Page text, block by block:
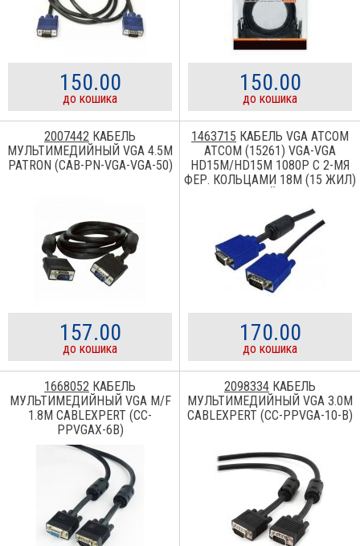
150.00
до кошика
150.00
до кошика
2007442 КАБЕЛЬ
МУЛЬТИМЕДИЙНЫЙ VGA 4.5M
PATRON (CAB-PN-VGA-VGA-50)
157.00
до кошика
1463715 КАБЕЛЬ VGA ATCOM
ATCOM (15261) VGA-VGA
HD15M/HD15M 1080P С 2-МЯ
ФЕР. КОЛЬЦАМИ 18М (15 ЖИЛ)
170.00
до кошика
1668052 КАБЕЛЬ
МУЛЬТИМЕДИЙНЫЙ VGA M/F
1.8M CABLEXPERT (CC-
PPVGAX-6B)
2098334 КАБЕЛЬ
МУЛЬТИМЕДИЙНЫЙ VGA 3.0M
CABLEXPERT (CC-PPVGA-10-B)